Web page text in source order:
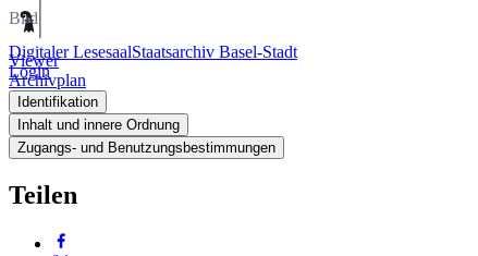
Digitaler LesesaalStaatsarchiv Basel-Stadt
Login
Bild
Viewer
Archivplan
Identifikation
Inhalt und innere Ordnung
Zugangs- und Benutzungsbestimmungen
Teilen